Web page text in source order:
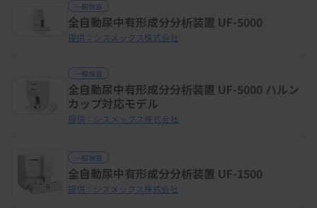
一般検査
全自動尿中有形成分分析装置 UF-5000
提供：シスメックス株式会社
一般検査
全自動尿中有形成分分析装置 UF-5000 ハルン
カップ対応モデル
提供：シスメックス株式会社
一般検査
全自動尿中有形成分分析装置 UF-1500
提供：シスメックス株式会社